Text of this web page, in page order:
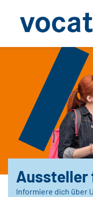
Aussteller
Informiere dich über